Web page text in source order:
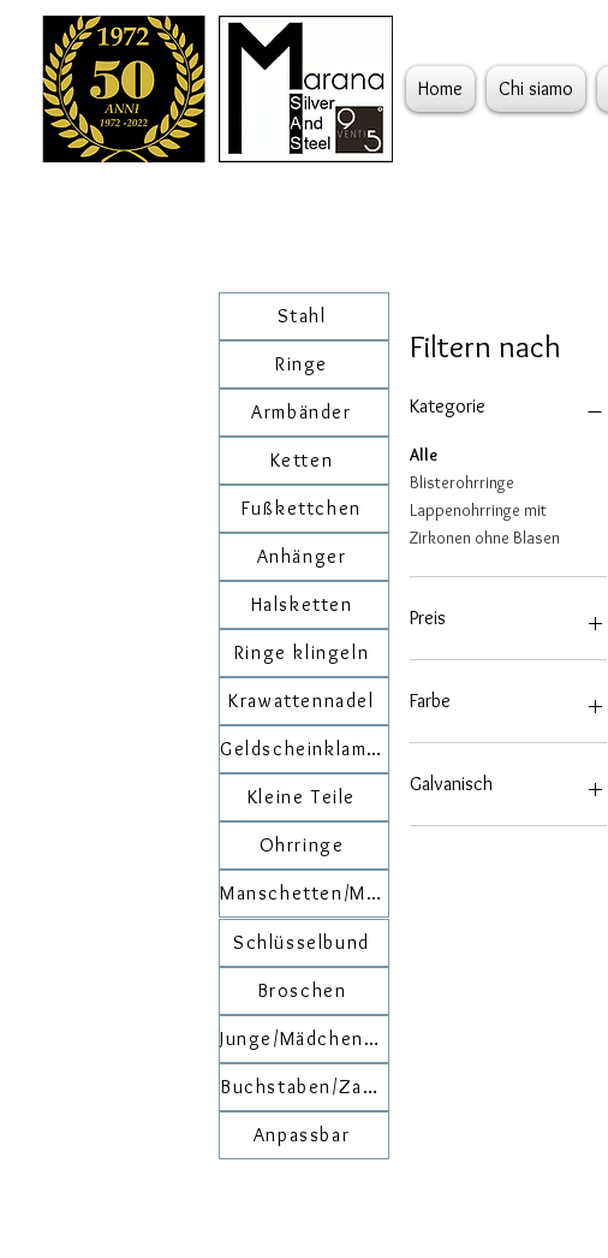
Home Chi siamo
Filtern nach
Kategorie
Alle
Blisterohrringe
Lappenohrringe mit
Zirkonen ohne Blasen
Preis
20 €
Farbe
Galvanisch
Gelb
Stahl
Geldscheinklammer
Ringe
Armbänder
Ketten
Manschetten/Manschettenknöpfe
Schlüsselbund
Junge/Mädchen-Linie
Fußkettchen
Broschen
Anhänger
Halsketten
Ringe klingeln
Krawattennadel
Kleine Teile
Ohrringe
Buchstaben/Zahlen
Anpassbar